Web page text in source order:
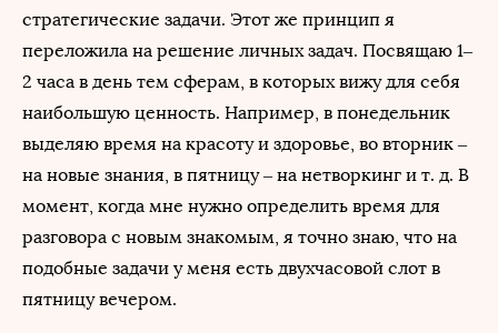
стратегические задачи. Этот же принцип я
переложила на решение личных задач. Посвящаю 1–
2 часа в день тем сферам, в которых вижу для себя
наибольшую ценность. Например, в понедельник
выделяю время на красоту и здоровье, во вторник –
на новые знания, в пятницу – на нетворкинг и т. д. В
момент, когда мне нужно определить время для
разговора с новым знакомым, я точно знаю, что на
подобные задачи у меня есть двухчасовой слот в
пятницу вечером.